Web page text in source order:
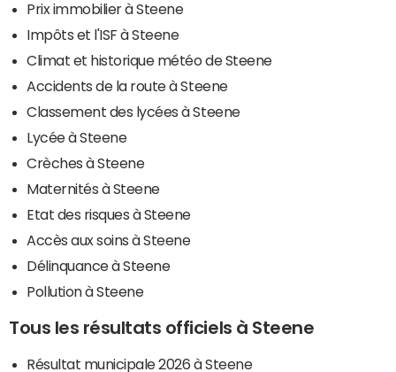
Prix immobilier à Steene
Impôts et l'ISF à Steene
Climat et historique météo de Steene
Accidents de la route à Steene
Classement des lycées à Steene
Lycée à Steene
Crèches à Steene
Maternités à Steene
Etat des risques à Steene
Accès aux soins à Steene
Délinquance à Steene
Pollution à Steene
Tous les résultats officiels à Steene
Résultat municipale 2026 à Steene